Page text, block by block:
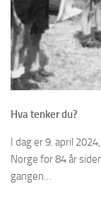
Hva tenker du?
I dag er 9. april
Norge for 84 år
gangen…